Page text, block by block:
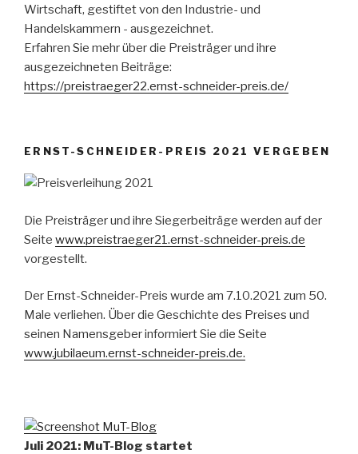
Wirtschaft, gestiftet von den Industrie- und
Handelskammern - ausgezeichnet.
Erfahren Sie mehr über die Preisträger und ihre
ausgezeichneten Beiträge:
https://preistraeger22.ernst-schneider-preis.de/
ERNST-SCHNEIDER-PREIS 2021 VERGEBEN
Die Preisträger und ihre Siegerbeiträge werden auf der
Seite www.preistraeger21.ernst-schneider-preis.de
vorgestellt.
Der Ernst-Schneider-Preis wurde am 7.10.2021 zum 50.
Male verliehen. Über die Geschichte des Preises und
seinen Namensgeber informiert Sie die Seite
www.jubilaeum.ernst-schneider-preis.de.
Juli 2021: MuT-Blog startet